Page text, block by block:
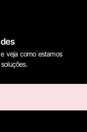
veja como estamos